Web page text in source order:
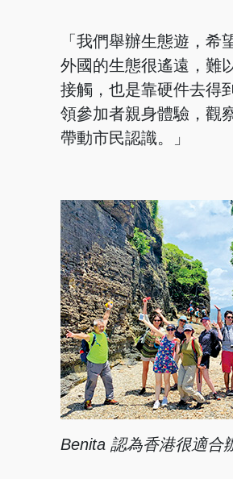
「我們舉辦生態遊，
外國的生態很遙遠，難
接觸，也是靠硬件去得
領參加者親身體驗，觀
帶動市民認識。」
Benita 認為香港很適合